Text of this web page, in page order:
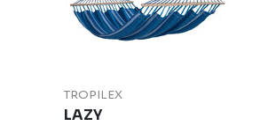
TROPILEX
LAZY